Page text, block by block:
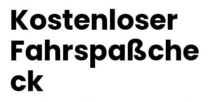
Kostenloser
Fahrspaßche
ck